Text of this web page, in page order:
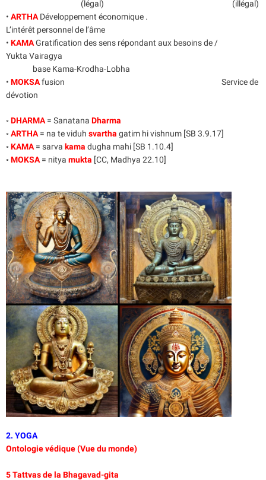
(légal) (illégal)
• ARTHA Développement économique .
L’intérêt personnel de l’âme
• KAMAGratification des sens répondant aux besoins de /
Yukta Vairagya
base Kama-Krodha-Lobha
• MOKSAfusion Service de
dévotion
◦ DHARMA= Sanatana Dharma
◦ ARTHA= na te viduh svartha gatim hi vishnum [SB 3.9.17]
◦ KAMA= sarva kama dugha mahi [SB 1.10.4]
◦ MOKSA= nitya mukta [CC, Madhya 22.10]
2. YOGA
Ontologie védique (Vue du monde)
5 Tattvas de la Bhagavad-gita